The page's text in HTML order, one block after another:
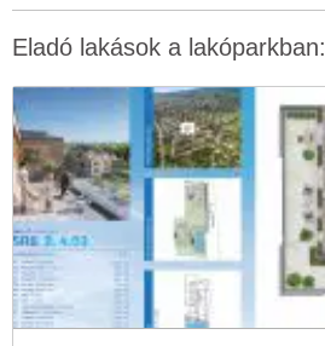
Eladó lakások a lakóparkban: